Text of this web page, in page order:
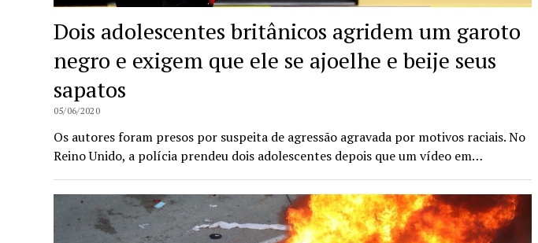
Dois adolescentes britânicos agridem um garoto
negro e exigem que ele se ajoelhe e beije seus
sapatos
05/06/2020
Os autores foram presos por suspeita de agressão agravada por motivos raciais. No
Reino Unido, a polícia prendeu dois adolescentes depois que um vídeo em…